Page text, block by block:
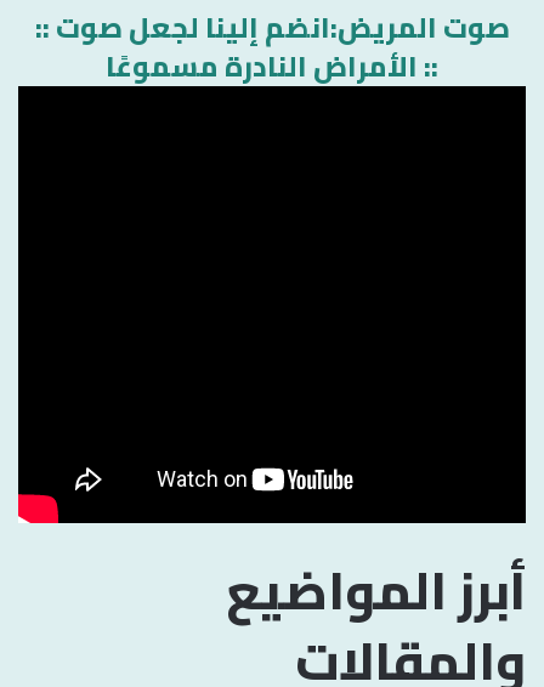
:: صوت المريض:انضم إلينا لجعل صوت
الأمراض النادرة مسموعًا ::
أبرز المواضيع
والمقالات